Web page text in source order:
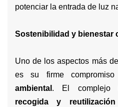
potenciar la entrada de luz
Sostenibilidad y bienestar
Uno de los aspectos más
es su firme
ambiental . El complejo
recogida y